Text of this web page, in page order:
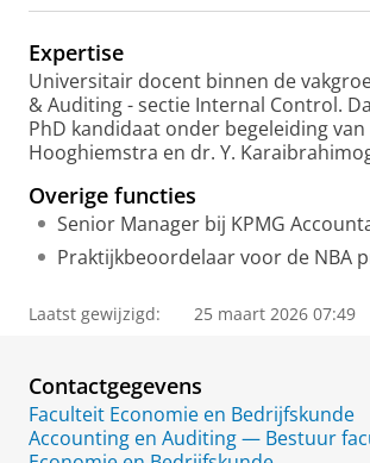
I
e
r
c
h
P
o
t
a
l
Expertise
Universitair docent binnen de
& Auditing - sectie Internal Control.
PhD kandidaat onder begeleiding van
Hooghiemstra en dr. Y.
Overige functies
Senior Manager bij KPMG
Praktijkbeoordelaar voor de NBA
Laatst gewijzigd: 25 maart 2026 07:49
Contactgegevens
Faculteit Economie en Bedrijfskunde
Accounting en Auditing — Bestuur